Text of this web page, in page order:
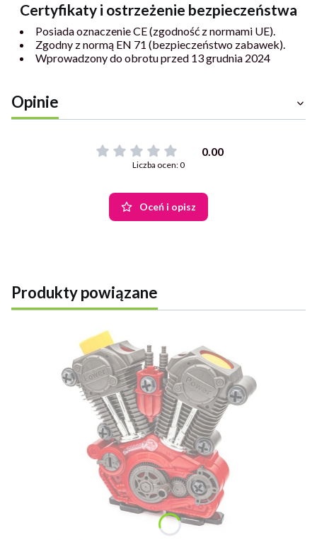
Certyfikaty i ostrzeżenie bezpieczeństwa
Posiada oznaczenie CE (zgodność z normami UE).
Zgodny z normą EN 71 (bezpieczeństwo zabawek).
Wprowadzony do obrotu przed 13 grudnia 2024
Opinie
0.00
Liczba ocen: 0
Oceń i opisz
Produkty powiązane